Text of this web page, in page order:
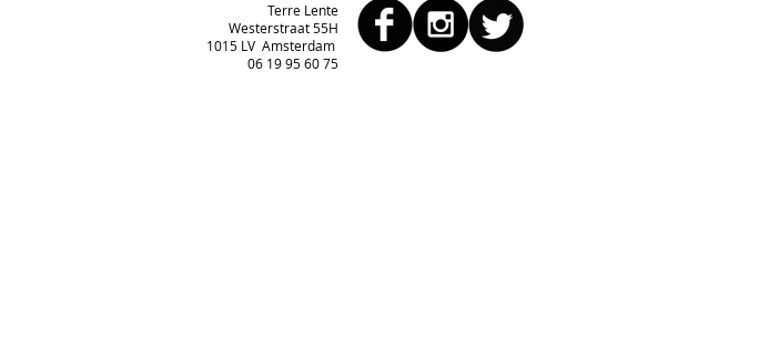
Terre Lente
Westerstraat 55H
1015 LV Amsterdam
06 19 95 60 75